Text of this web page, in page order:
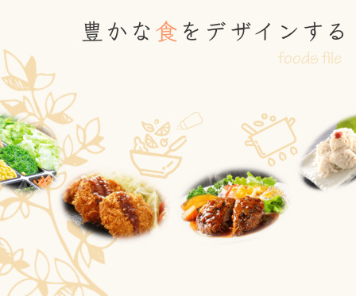
豊 か な 食 を デ ザイ ン す る
foods file